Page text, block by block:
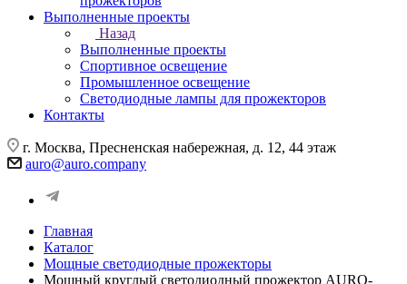
Выполненные проекты
Назад
Выполненные проекты
Спортивное освещение
Промышленное освещение
Светодиодные лампы для прожекторов
Контакты
г. Москва, Пресненская набережная, д. 12, 44 этаж
auro@auro.company
Главная
Каталог
Мощные светодиодные прожекторы
Мощный круглый светодиодный прожектор AURO-